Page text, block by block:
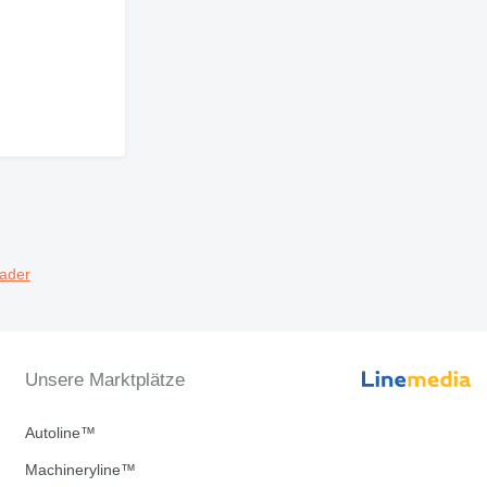
Unsere Marktplätze
Autoline™
Machineryline™